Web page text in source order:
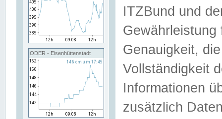
ODER - Eisenhüttenstadt
ITZBund und
Genauigkeit,
Vollständigkeit
Informationen
zusätzlich